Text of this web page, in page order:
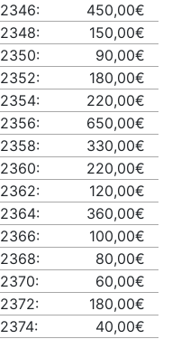
2346:
450,00€
2348:
150,00€
2350:
90,00€
2352:
180,00€
2354:
220,00€
2356:
650,00€
2358:
330,00€
2360:
220,00€
2362:
120,00€
2364:
360,00€
2366:
100,00€
2368:
80,00€
2370:
60,00€
2372:
180,00€
2374:
40,00€